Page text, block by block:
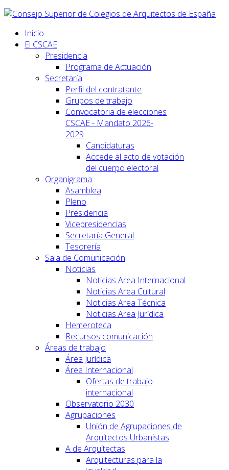
Inicio
El CSCAE
Presidencia
Programa de Actuación
Secretaría
Perfil del contratante
Grupos de trabajo
Convocatoria de elecciones
CSCAE - Mandato 2026-
2029
Candidaturas
Accede al acto de votación
del cuerpo electoral
Organigrama
Asamblea
Pleno
Presidencia
Vicepresidencias
Secretaría General
Tesorería
Sala de Comunicación
Noticias
Noticias Area Internacional
Noticias Area Cultural
Noticias Area Técnica
Noticias Area Jurídica
Hemeroteca
Recursos comunicación
Áreas de trabajo
Área Jurídica
Área Internacional
Ofertas de trabajo
internacional
Observatorio 2030
Agrupaciones
Unión de Agrupaciones de
Arquitectos Urbanistas
A de Arquitectas
Arquitecturas para la